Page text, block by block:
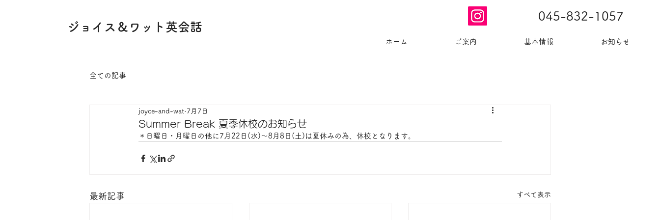
ジョイス＆ワット英会話
045-832-1057
ホーム ご案内 基本情報 お知らせ
全ての記事
Summer Break 夏季休校のお知らせ
joyce-and-wat 7月7日
＊日曜日・月曜日の他に7月22日(水)～8月8日(土)は夏休みの為、休校となります。
最新記事 すべて表示